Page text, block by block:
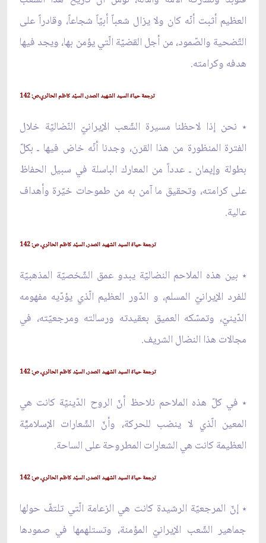
العظيم أثبت أنّه كان ولا يزال شعباً أبيّاً شجاعاً، وقادراً على
التّضحية والصّمود، من أجل القضيّة الّتي يؤمن بها، ويجد فيها
هدفه وكرامته.
ترجمة حياة السيد الشهيد الصدر، السيّد كاظم الحائري،ص: 142
٭ نحن إذا لاحظنا مسيرة الشّعب الإيرانيّ النّضاليّة خلال
الفترة المنظورة من هذا القرن، وجدنا أنّه خاض فيها ـ بكلّ
بطولة وإيمان ـ عدداً من المعارك الباسلة في سبيل الحفاظ
على كرامته، وتحقيق ما آمن به من طموحات خيّرة وأهداف
عالية.
ترجمة حياة السيد الشهيد الصدر، السيّد كاظم الحائري، ص: 142
٭ بين هذه الملاحم النضاليّة يبدو عمق الشّخصيّة المذهبيّة
للفرد الإيرانيّ المسلم، و الدّور العظيم الّذي يؤدّيه مفهومه
الدّينيّ، وتمسّكه العميق بعقيدته ورسالته ومرجعيّته، في
مجالات هذا النضال الشريف.
ترجمة حياة السيد الشهيد الصدر، السيّد كاظم الحائري، ص: 142
٭ في كلّ هذه الملاحم نلاحظ أنّ الروح الدّينيّة كانت هي
المعين الّذي لا ينضب للحركة، وأنّ الشّعارات الإسلاميّّة
العظيمة كانت هي الشعارات المطروحة على الساحة.
ترجمة حياة السيد الشهيد الصدر، السيّد كاظم الحائري، ص: 142
٭ إنّ المرجعيّة الرشيدة كانت هي الزعامة الّتي تلتفّ حولها
جماهير الشّعب الإيرانيّ المؤمنة، وتستلهمها في صمودها